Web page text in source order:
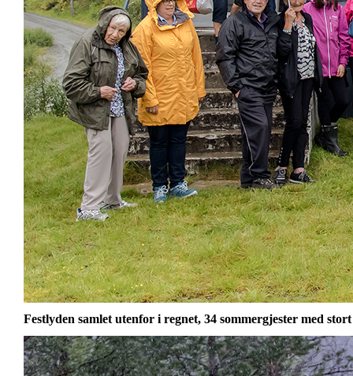
Festlyden samlet utenfor i regnet, 34 sommergjester med